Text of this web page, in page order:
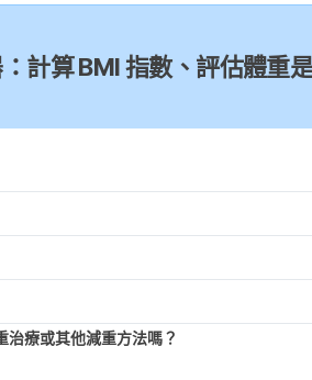
計算 BMI 指數、評估體重
治療或其他減重方法嗎？